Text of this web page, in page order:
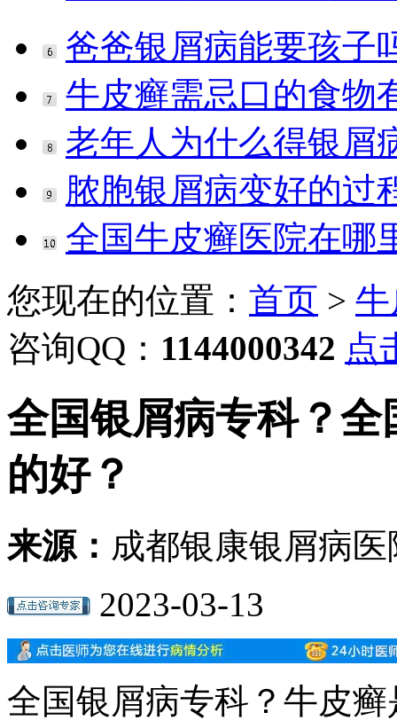
爸爸银屑病能要孩子
牛皮癣需忌口的食物
老年人为什么得银屑
脓胞银屑病变好的过
全国牛皮癣医院在哪
您现在的位置： 首页 >
咨询QQ： 1144000342 点
全国银屑病专科？
的好？
来源： 成都银康银屑病医
2023-03-13
全国银屑病专科？牛皮